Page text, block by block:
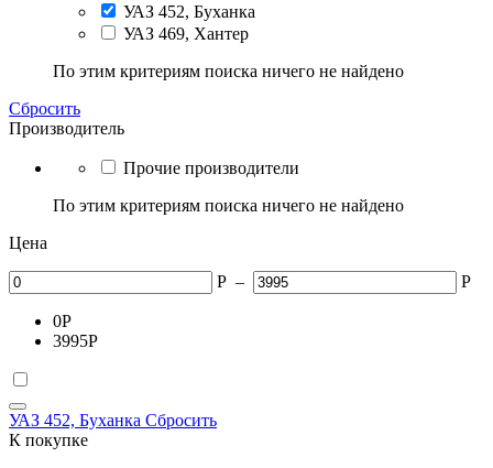
УАЗ 452, Буханка
УАЗ 469, Хантер
По этим критериям поиска ничего не найдено
Сбросить
Производитель
Прочие производители
По этим критериям поиска ничего не найдено
Цена
Р – Р
0Р
3995Р
УАЗ 452, Буханка Сбросить
К покупке